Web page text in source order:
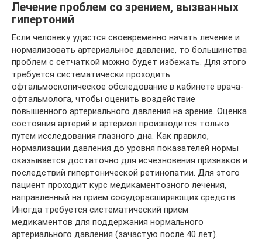
Лечение проблем со зрением, вызванных
гипертоний
Если человеку удастся своевременно начать лечение и
нормализовать артериальное давление, то большинства
проблем с сетчаткой можно будет избежать. Для этого
требуется систематически проходить
офтальмоскопическое обследование в кабинете врача-
офтальмолога, чтобы оценить воздействие
повышенного артериального давления на зрение. Оценка
состояния артерий и артериол производится только
путем исследования глазного дна. Как правило,
нормализации давления до уровня показателей нормы
оказывается достаточно для исчезновения признаков и
последствий гипертонической ретинопатии. Для этого
пациент проходит курс медикаментозного лечения,
направленный на прием сосудорасширяющих средств.
Иногда требуется систематический прием
медикаментов для поддержания нормального
артериального давления (зачастую после 40 лет).